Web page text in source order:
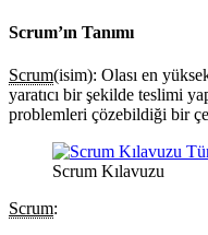
Scrum’ın Tanımı
Scrum(isim): Olası en
yaratıcı bir şekilde teslimi
problemleri çözebildiği bir
Scrum Kılavuzu
Scrum: